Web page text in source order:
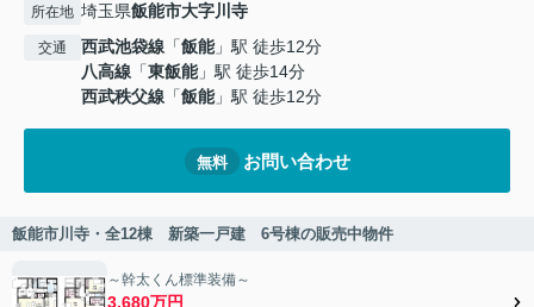
所在地 埼玉県飯能市大字川寺
交通 西武池袋線 「飯能」駅 徒歩12分
八高線 「東飯能」駅 徒歩14分
西武秩父線 「飯能」駅 徒歩12分
無料 お問い合わせ
飯能市川寺・全12棟 新築一戸建 6号棟の販売中物件
～幹太くん標準装備～
3,680万円